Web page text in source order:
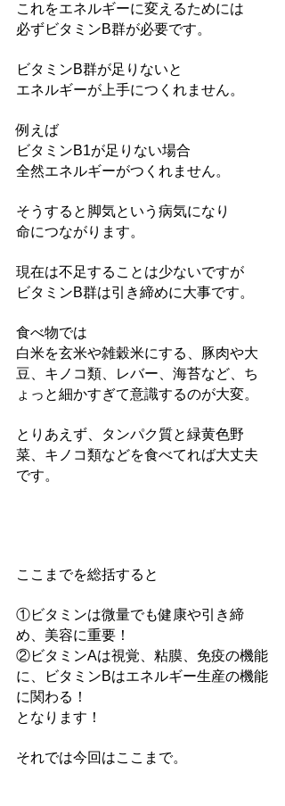
これをエネルギーに変えるためには
必ずビタミンB群が必要です。
ビタミンB群が足りないと
エネルギーが上手につくれません。
例えば
ビタミンB1が足りない場合
全然エネルギーがつくれません。
そうすると脚気という病気になり
命につながります。
現在は不足することは少ないですが
ビタミンB群は引き締めに大事です。
食べ物では
白米を玄米や雑穀米にする、豚肉や大
豆、キノコ類、レバー、海苔など、ち
ょっと細かすぎて意識するのが大変。
とりあえず、タンパク質と緑黄色野
菜、キノコ類などを食べてれば大丈夫
です。
ここまでを総括すると
①ビタミンは微量でも健康や引き締
め、美容に重要！
②ビタミンAは視覚、粘膜、免疫の機能
に、ビタミンBはエネルギー生産の機能
に関わる！
となります！
それでは今回はここまで。